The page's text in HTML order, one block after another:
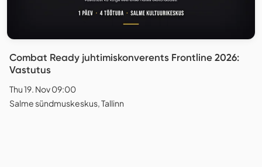
Combat Ready juhtimiskonverents Frontline 2026:
Vastutus
Thu 19. Nov 09:00
Salme sündmuskeskus, Tallinn